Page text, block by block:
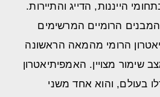
הייננות, הדייג והתיירות.
הרומיים המרשימים
הרומי מהמאה הראשונה
שימור מצויין. האמפיתיאטרון
בעולם, והוא אחד משני